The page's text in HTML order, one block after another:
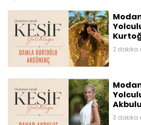
2 dakika
3 dakika